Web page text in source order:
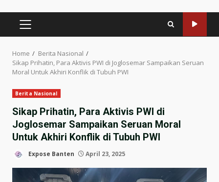
PRIMARY
MENU
Home
Berita Nasional
Sikap Prihatin, Para Aktivis PWI di Joglosemar Sampaikan Seruan
Moral Untuk Akhiri Konflik di Tubuh PWI
Berita Nasional
Sikap Prihatin, Para Aktivis PWI di
Joglosemar Sampaikan Seruan Moral
Untuk Akhiri Konflik di Tubuh PWI
Expose Banten April 23, 2025